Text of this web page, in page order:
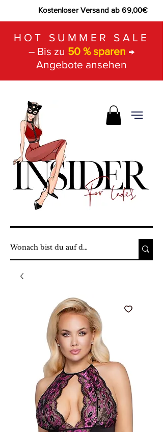
Kostenloser Versand ab 69,00€
HOT SUMMER SALE
– Bis zu 50 % sparen →
Angebote ansehen